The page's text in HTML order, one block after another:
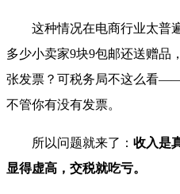
这种情况在电商行业太普
多少小卖家9块9包邮还送赠品
张发票？可税务局不这么看
不管你有没有发票。
所以问题就来了： 收入是
显得虚高，交税就吃亏。